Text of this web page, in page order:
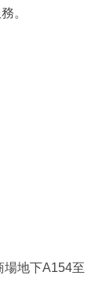
。
場地下A154至